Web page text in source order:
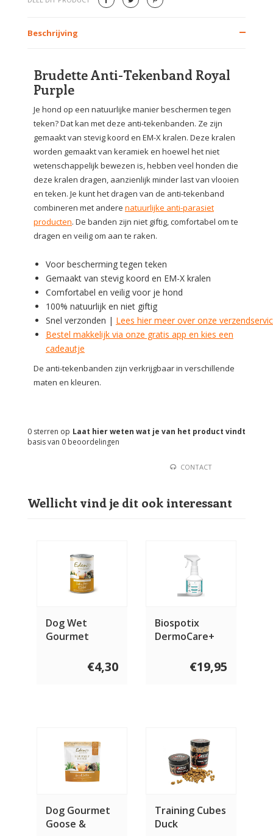
Beschrijving
Brudette Anti-Tekenband Royal
Purple
Je hond op een natuurlijke manier beschermen tegen
teken? Dat kan met deze anti-tekenbanden. Ze zijn
gemaakt van stevig koord en EM-X kralen. Deze kralen
worden gemaakt van keramiek en hoewel het niet
wetenschappelijk bewezen is, hebben veel honden die
deze kralen dragen, aanzienlijk minder last van vlooien
en teken. Je kunt het dragen van de anti-tekenband
combineren met andere natuurlijke anti-parasiet
producten. De banden zijn niet giftig, comfortabel om te
dragen en veilig om aan te raken.
Voor bescherming tegen teken
Gemaakt van stevig koord en EM-X kralen
Comfortabel en veilig voor je hond
100% natuurlijk en niet giftig
Snel verzonden | Lees hier meer over onze
Bestel makkelijk via onze gratis app en kies een
cadeautje
De anti-tekenbanden zijn verkrijgbaar in verschillende
maten en kleuren.
Laat hier weten wat je van het product vindt
0 sterren op
basis van 0 beoordelingen
CONTACT
Wellicht vind je dit ook interessant
Dog Wet
Gourmet
& Rabbit 400
€4,30
Biospotix
DermoCare+
€19,95
Dog Gourmet
Goose &
Training Cubes
Duck